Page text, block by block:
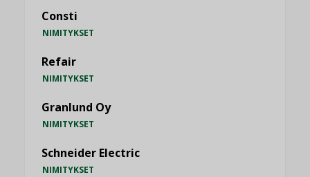
Consti
NIMITYKSET
Refair
NIMITYKSET
Granlund Oy
NIMITYKSET
Schneider Electric
NIMITYKSET